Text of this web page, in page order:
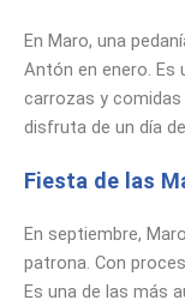
En Maro, una
Antón en enero. Es
carrozas y comidas
disfruta de un día
Fiesta de las
En septiembre,
patrona. Con
Es una de las más